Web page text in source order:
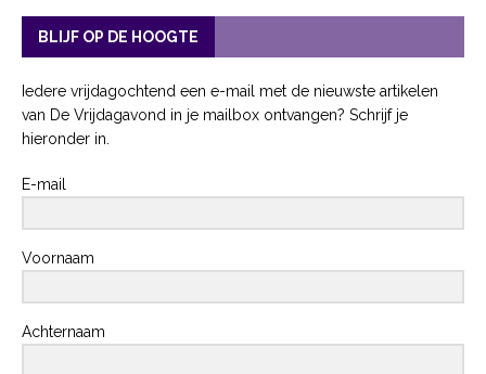
BLIJF OP DE HOOGTE
Iedere vrijdagochtend een e-mail met de nieuwste artikelen
van De Vrijdagavond in je mailbox ontvangen? Schrijf je
hieronder in.
E-mail
Voornaam
Achternaam